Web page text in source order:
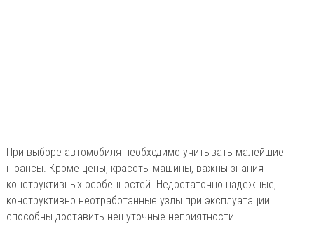
При выборе автомобиля необходимо учитывать малейшие
нюансы. Кроме цены, красоты машины, важны знания
конструктивных особенностей. Недостаточно надежные,
конструктивно неотработанные узлы при эксплуатации
способны доставить нешуточные неприятности.